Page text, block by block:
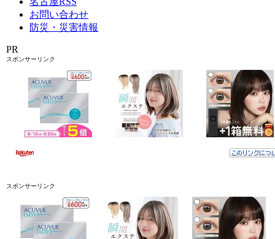
お問い合わせ
防災・災害情報
PR
スポンサーリンク
スポンサーリンク